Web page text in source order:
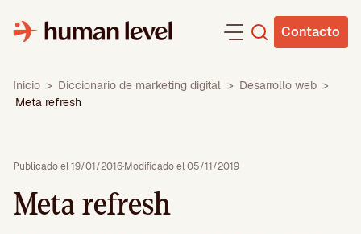
contenido
Contacto
Inicio > Diccionario de marketing digital > Desarrollo web >
Meta refresh
Publicado el 19/01/2016·Modificado el 05/11/2019
Meta refresh